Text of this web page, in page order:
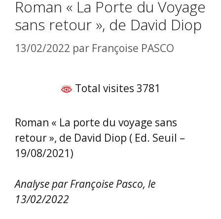
Roman « La Porte du Voyage
sans retour », de David Diop
13/02/2022 par Françoise PASCO
Total visites 3781
Roman « La porte du voyage sans
retour », de David Diop ( Ed. Seuil –
19/08/2021)
Analyse par Françoise Pasco, le
13/02/2022